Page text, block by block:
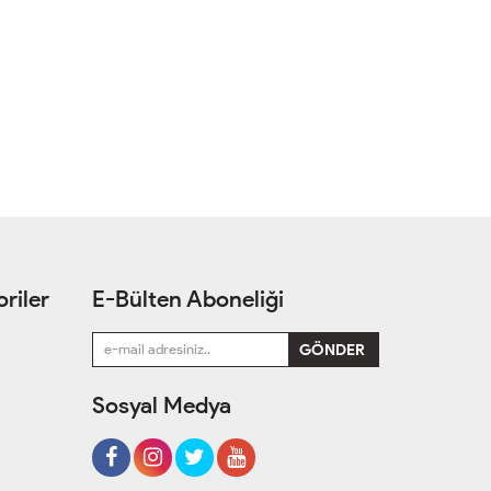
E-Bülten Aboneliği
Sosyal Medya